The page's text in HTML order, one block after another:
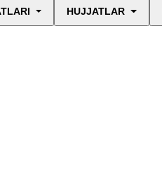
HUJJATLAR